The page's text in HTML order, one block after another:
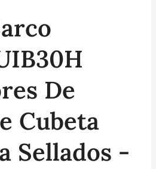
De
Cubeta
Sellados -